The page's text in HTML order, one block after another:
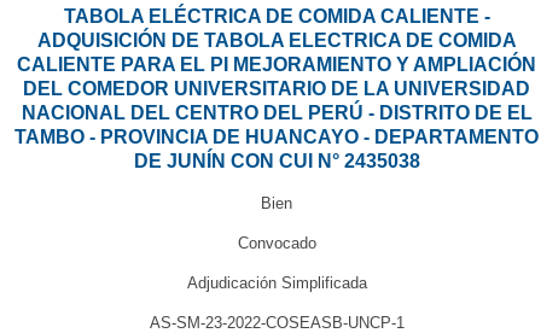
TABOLA ELÉCTRICA DE COMIDA CALIENTE -
ADQUISICIÓN DE TABOLA ELECTRICA DE COMIDA
CALIENTE PARA EL PI MEJORAMIENTO Y AMPLIACIÓN
DEL COMEDOR UNIVERSITARIO DE LA UNIVERSIDAD
NACIONAL DEL CENTRO DEL PERÚ - DISTRITO DE EL
TAMBO - PROVINCIA DE HUANCAYO - DEPARTAMENTO
DE JUNÍN CON CUI N° 2435038
Bien
Convocado
Adjudicación Simplificada
AS-SM-23-2022-COSEASB-UNCP-1